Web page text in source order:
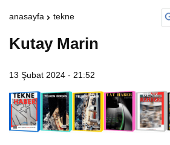
anasayfa tekne
Kutay Marin
13 Şubat 2024 - 21:52